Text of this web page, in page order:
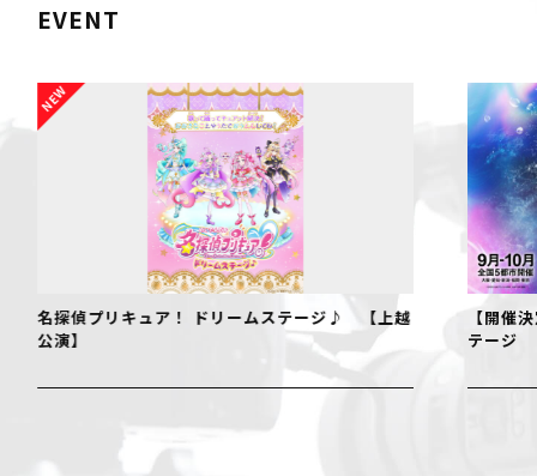
EVENT
【上越
【開催決定！】仮面ライダーゼッツ ファイナルス